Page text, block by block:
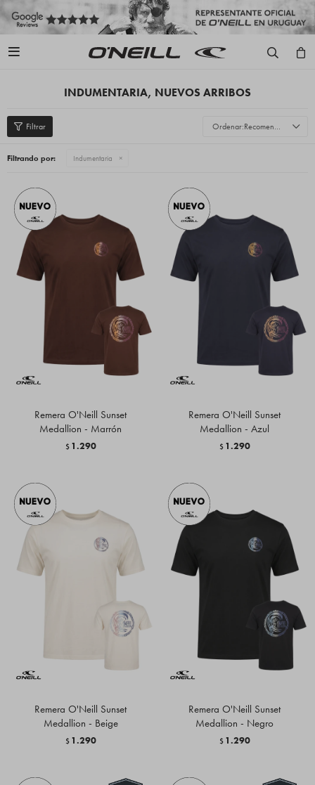

INDUMENTARIA, NUEVOS ARRIBOS
Recomendados
Filtrando por: Indumentaria
Remera O'Neill Sunset
Medallion - Marrón
$ 1.290
Remera O'Neill Sunset
Medallion - Azul
$ 1.290
Remera O'Neill Sunset
Medallion - Beige
$ 1.290
Remera O'Neill Sunset
Medallion - Negro
$ 1.290